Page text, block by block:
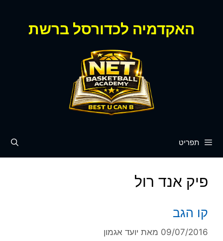
האקדמיה לכדורסל ברשת
תפריט
פיק אנד רול
קו הגב
09/07/2016 מאת יועד אגמון